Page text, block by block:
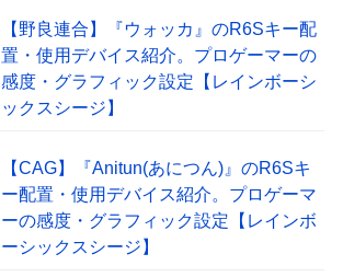
【野良連合】『ウォッカ』のR6Sキー配
置・使用デバイス紹介。プロゲーマーの
感度・グラフィック設定【レインボーシ
ックスシージ】
【CAG】『Anitun(あにつん)』のR6Sキ
ー配置・使用デバイス紹介。プロゲーマ
ーの感度・グラフィック設定【レインボ
ーシックスシージ】